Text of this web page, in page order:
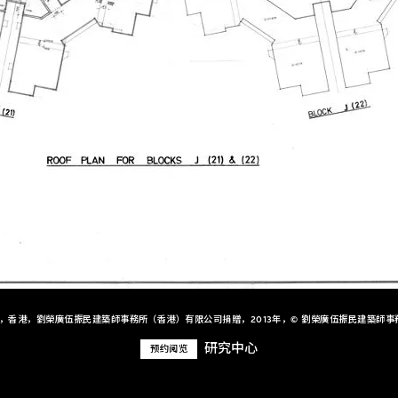
香港，劉榮廣伍振民建築師事務所（香港）有限公司捐贈，2013年，© 劉榮廣伍振民建築師事
预约阅览 研究中心